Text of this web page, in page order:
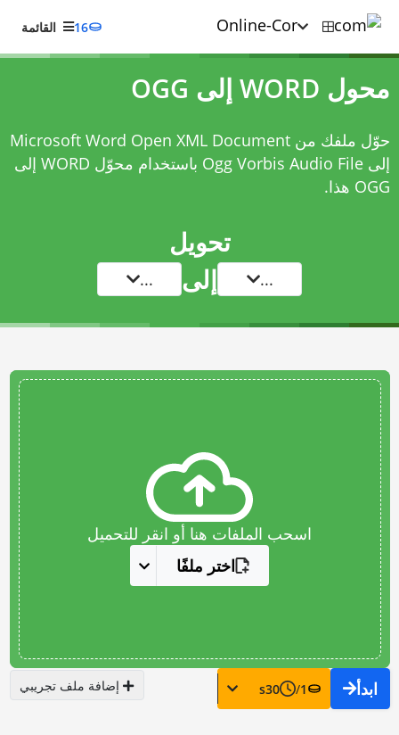
16 القائمة
محول WORD إلى OGG
حوّل ملفك من Microsoft Word Open XML Document
إلى Ogg Vorbis Audio File باستخدام
محوّل WORD إلى
OGGهذا.
تحويل
... إلى ...
اسحب الملفات هنا أو انقر للتحميل
اختر ملفًا
ابدأ 1
/
30
s إضافة ملف تجريبي